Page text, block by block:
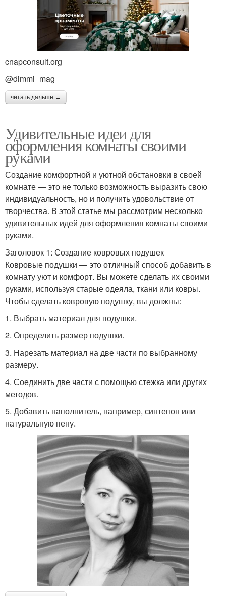
cnapconsult.org
@dimmi_mag
читать дальше →
Удивительные идеи для
оформления комнаты своими
руками
Создание комфортной и уютной обстановки в своей
комнате — это не только возможность выразить свою
индивидуальность, но и получить удовольствие от
творчества. В этой статье мы рассмотрим несколько
удивительных идей для оформления комнаты своими
руками.
Заголовок 1: Создание ковровых подушек
Ковровые подушки — это отличный способ добавить в
комнату уют и комфорт. Вы можете сделать их своими
руками, используя старые одеяла, ткани или ковры.
Чтобы сделать ковровую подушку, вы должны:
1. Выбрать материал для подушки.
2. Определить размер подушки.
3. Нарезать материал на две части по выбранному
размеру.
4. Соединить две части с помощью стежка или других
методов.
5. Добавить наполнитель, например, синтепон или
натуральную пену.